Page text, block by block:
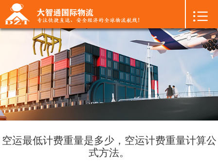
首页
国际空运 +
国际海运 +
国际陆运 +
进口物流
FBA专线 +

空运最低计费重量是多少，空运计费重量计算公
式方法。